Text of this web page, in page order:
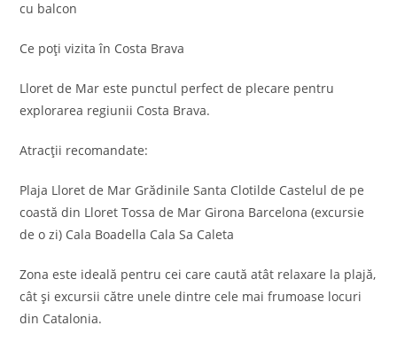
cu balcon
Ce poți vizita în Costa Brava
Lloret de Mar este punctul perfect de plecare pentru
explorarea regiunii Costa Brava.
Atracții recomandate:
Plaja Lloret de Mar Grădinile Santa Clotilde Castelul de pe
coastă din Lloret Tossa de Mar Girona Barcelona (excursie
de o zi) Cala Boadella Cala Sa Caleta
Zona este ideală pentru cei care caută atât relaxare la plajă,
cât și excursii către unele dintre cele mai frumoase locuri
din Catalonia.